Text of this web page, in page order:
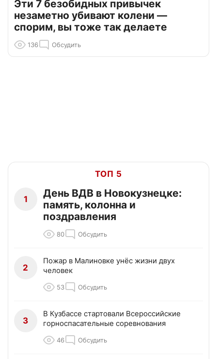
Эти 7 безобидных привычек
незаметно убивают колени —
спорим, вы тоже так делаете
136 Обсудить
ТОП 5
1
День ВДВ в Новокузнецке:
память, колонна и
поздравления
80 Обсудить
2
Пожар в Малиновке унёс жизни двух
человек
53 Обсудить
3
В Кузбассе стартовали Всероссийские
горноспасательные соревнования
46 Обсудить